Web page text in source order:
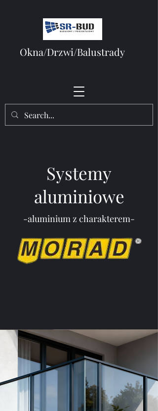
Okna/Drzwi/Balustrady
Systemy
aluminiowe
-aluminium z charakterem-